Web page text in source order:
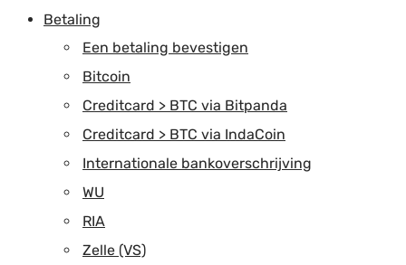
Betaling
Een betaling bevestigen
Bitcoin
Creditcard > BTC via Bitpanda
Creditcard > BTC via IndaCoin
Internationale bankoverschrijving
WU
RIA
Zelle (VS)